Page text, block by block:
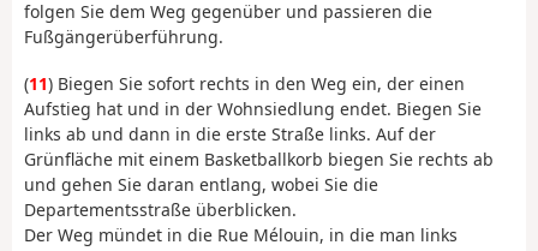
folgen Sie dem Weg gegenüber und passieren die
Fußgängerüberführung.
(11) Biegen Sie sofort rechts in den Weg ein, der einen
Aufstieg hat und in der Wohnsiedlung endet. Biegen Sie
links ab und dann in die erste Straße links. Auf der
Grünfläche mit einem Basketballkorb biegen Sie rechts ab
und gehen Sie daran entlang, wobei Sie die
Departementsstraße überblicken.
Der Weg mündet in die Rue Mélouin, in die man links